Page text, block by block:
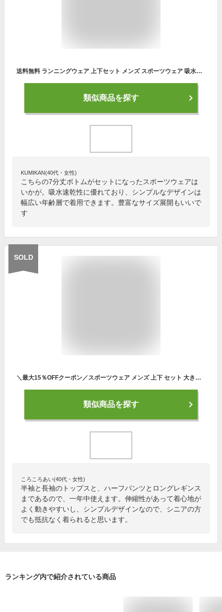
送料無料 ランニングウェア 上下セット メンズ スポーツウェア 吸水速乾 FILA フィラ セットアップ UVカット 半袖 Tシャツ クロップドパンツ ジム ジョギング 体型カバー 7分丈ボトム ランニング 418940 410901 L LL [ols5][SS]
類似商品を探す
KUMIKAN(40代・女性)
こちらの7分丈ボトムがセットになったスポーツウェアは
いかが。吸水速乾性に優れており、シンプルなデザインは
幅広い年齢層で着用できます。豊富なサイズ展開もいいで
す
SOLD
＼最大15％OFFクーポン／スポーツウェア メンズ 上下 セット 大きいサイズ 半袖 パンツ tシャツ 上下スポーツウェア 長袖 ハーフパンツ ジャージ トレーニングウェア ジム ウェア ランニングウェア セットアップ ウォームアップ 父の日 筋トレ
類似商品を探す
ころころあい(40代・女性)
半袖と長袖のトップスと、ハーフパンツとロングレギンス
まであるので、一年中使えます。伸縮性があって着心地が
よく動きやすいし、シンプルデザインなので、シニアの方
でも抵抗なく着られると思います。
ランキング内で紹介されている商品